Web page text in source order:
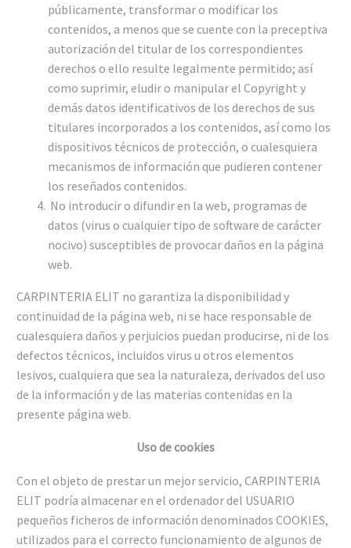
públicamente, transformar o modificar los
contenidos, a menos que se cuente con la preceptiva
autorización del titular de los correspondientes
derechos o ello resulte legalmente permitido; así
como suprimir, eludir o manipular el Copyright y
demás datos identificativos de los derechos de sus
titulares incorporados a los contenidos, así como los
dispositivos técnicos de protección, o cualesquiera
mecanismos de información que pudieren contener
los reseñados contenidos.
No introducir o difundir en la web, programas de
datos (virus o cualquier tipo de software de carácter
nocivo) susceptibles de provocar daños en la página
web.
CARPINTERIA ELIT no garantiza la disponibilidad y
continuidad de la página web, ni se hace responsable de
cualesquiera daños y perjuicios puedan producirse, ni de los
defectos técnicos, incluidos virus u otros elementos
lesivos, cualquiera que sea la naturaleza, derivados del uso
de la información y de las materias contenidas en la
presente página web.
Uso de cookies
Con el objeto de prestar un mejor servicio, CARPINTERIA
ELIT podría almacenar en el ordenador del USUARIO
pequeños ficheros de información denominados COOKIES,
utilizados para el correcto funcionamiento de algunos de